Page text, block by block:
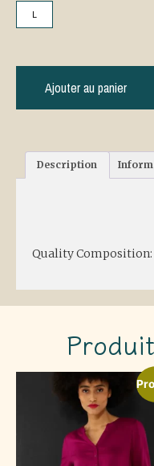
L
Ajouter au panier
Description
Quality Composition: